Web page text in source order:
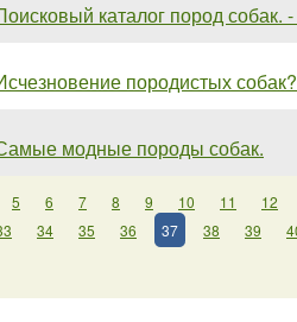
каталог пород собак.
породистых собак?
модные породы собак.
5 6 7 8 9 10 11
12
34 35 36 37 38 39